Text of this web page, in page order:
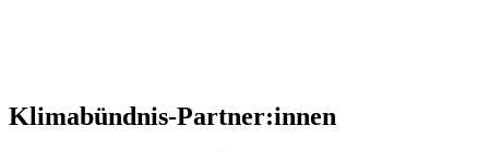
Klimabündnis-Partner:innen